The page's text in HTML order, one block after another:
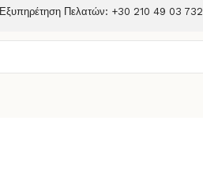
Εξυπηρέτηση Πελατών: +30 210 49 03 732